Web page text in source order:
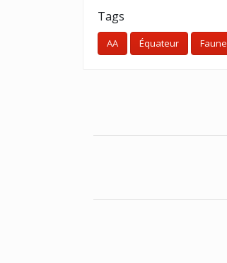
Tags
AA Équateur Faune